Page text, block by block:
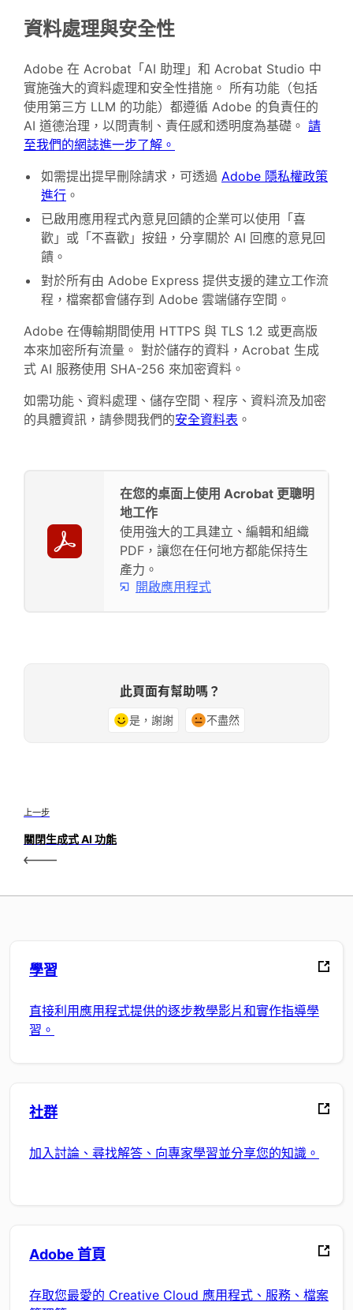
資料處理與安全性
Adobe 在 Acrobat「AI 助理」和 Acrobat Studio 中
實施強大的資料處理和安全性措施。 所有功能（包括
使用第三方 LLM 的功能）都遵循 Adobe 的負責任的
AI 道德治理，以問責制、責任感和透明度為基礎。 請
至我們的網誌進一步了解。
如需提出提早刪除請求，可透過 Adobe 隱私權政策
進行 。
已啟用應用程式內意見回饋的企業可以使用「喜
歡」或「不喜歡」按鈕，分享關於 AI 回應的意見回
饋。
對於所有由 Adobe Express 提供支援的建立工作流
程，檔案都會儲存到 Adobe 雲端儲存空間。
Adobe 在傳輸期間使用 HTTPS 與 TLS 1.2 或更高版
本來加密所有流量。 對於儲存的資料，Acrobat 生成
式 AI 服務使用 SHA-256 來加密資料。
如需功能、資料處理、儲存空間、程序、資料流及加密
的具體資訊，請參閱我們的安全資料表 。
在您的桌面上使用 Acrobat 更聰明
地工作
使用強大的工具建立、編輯和組織
PDF，讓您在任何地方都能保持生
產力。
開啟應用程式
此頁面有幫助嗎？
是，謝謝 不盡然
上一步
關閉生成式 AI 功能
學習
直接利用應用程式提供的逐步教學影片和實作指導學
習。
社群
加入討論、尋找解答、向專家學習並分享您的知識。
Adobe 首頁
存取您最愛的 Creative Cloud 應用程式、服務、檔案